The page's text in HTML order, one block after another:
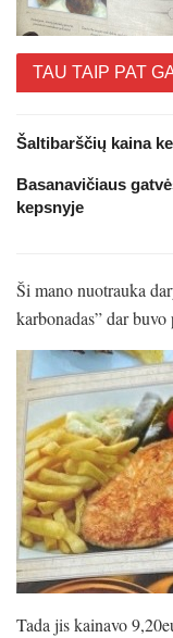
TAU TAIP PAT
Šaltibarščių kaina
Basanavičiaus
kepsnyje
Ši mano nuotrauka
karbonadas” dar
Tada jis kainavo